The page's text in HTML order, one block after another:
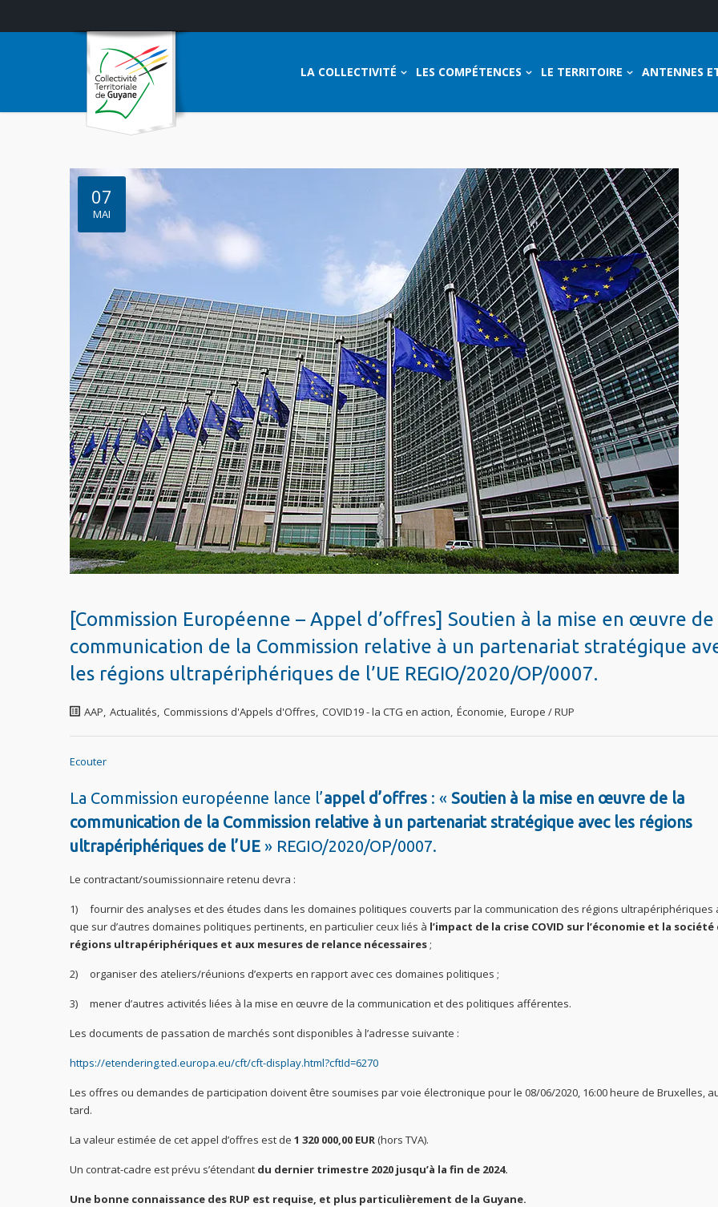
LA COLLECTIVITÉ LES COMPÉTENCES LE TERRITOIRE ANTENNES
07
MAI
[Commission Européenne – Appel d’offres] Soutien à la mise en œuvre
communication de la Commission relative à un partenariat stratégique
les régions ultrapériphériques de l’UE REGIO/2020/OP/0007.
AAP, Actualités, Commissions d'Appels d'Offres, COVID19 - la CTG en action, Économie, Europe / RUP
Ecouter
La Commission européenne lance l’appel d’offres : « Soutien à la mise en œuvre de la
communication de la Commission relative à un partenariat stratégique avec les régions
ultrapériphériques de l’UE » REGIO/2020/OP/0007.
Le contractant/soumissionnaire retenu devra :
1) fournir des analyses et des études dans les domaines politiques couverts par la communication des régions ultrapériphériques
que sur d’autres domaines politiques pertinents, en particulier ceux liés à l’impact de la crise COVID sur l’économie et la société
régions ultrapériphériques et aux mesures de relance nécessaires;
2) organiser des ateliers/réunions d’experts en rapport avec ces domaines politiques ;
3) mener d’autres activités liées à la mise en œuvre de la communication et des politiques afférentes.
Les documents de passation de marchés sont disponibles à l’adresse suivante :
https://etendering.ted.europa.eu/cft/cft-display.html?cftId=6270
Les offres ou demandes de participation doivent être soumises par voie électronique pour le 08/06/2020, 16:00 heure de Bruxelles,
tard.
La valeur estimée de cet appel d’offres est de 1 320 000,00 EUR(hors TVA).
Un contrat-cadre est prévu s’étendant du dernier trimestre 2020 jusqu’à la fin de 2024.
Une bonne connaissance des RUP est requise, et plus particulièrement de la Guyane.